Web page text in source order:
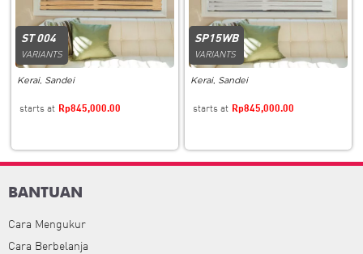
ST 004
VARIANTS
Kerai, Sandei
Rp845,000.00
SP15WB
VARIANTS
Kerai, Sandei
Rp845,000.00
BANTUAN
Cara Mengukur
Cara Berbelanja